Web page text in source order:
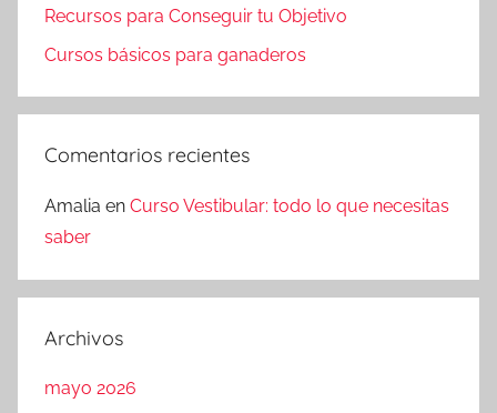
Recursos para Conseguir tu Objetivo
Cursos básicos para ganaderos
Comentarios recientes
Amalia en Curso Vestibular: todo lo que necesitas
saber
Archivos
mayo 2026